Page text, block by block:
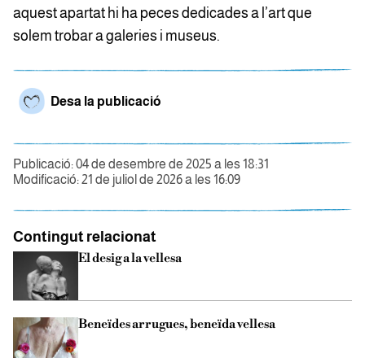
aquest apartat hi ha peces dedicades a l’art que
solem trobar a galeries i museus.
Desa la publicació
Publicació: 04 de desembre de 2025 a les 18:31
Modificació: 21 de juliol de 2026 a les 16:09
Contingut relacionat
El desig a la vellesa
Beneïdes arrugues, beneïda vellesa